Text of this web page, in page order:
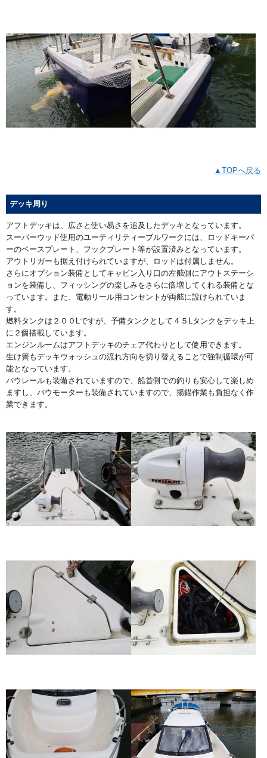
▲TOPへ戻る
デッキ周り
アフトデッキは、広さと使い易さを追及したデッキとなっています。
スーパーウッド使用のユーティリティーブルワークには、ロッドキーパ
ーのベースプレート、フックプレート等が設置済みとなっています。
アウトリガーも据え付けられていますが、ロッドは付属しません。
さらにオプション装備としてキャビン入り口の左舷側にアウトステーシ
ョンを装備し、フィッシングの楽しみをさらに倍増してくれる装備とな
っています。また、電動リール用コンセントが両舷に設けられていま
す。
燃料タンクは２００Lですが、予備タンクとして４５Lタンクをデッキ上
に２個搭載しています。
エンジンルームはアフトデッキのチェア代わりとして使用できます。
生け簀もデッキウォッシュの流れ方向を切り替えることで強制循環が可
能となっています。
バウレールも装備されていますので、船首側での釣りも安心して楽しめ
ますし、バウモーターも装備されていますので、揚錨作業も負担なく作
業できます。